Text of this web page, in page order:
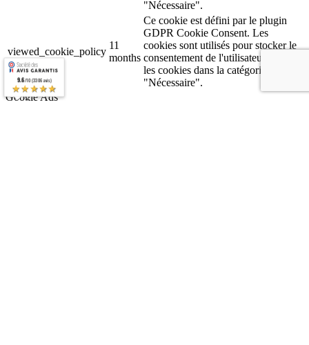
"Nécessaire".
viewed_cookie_policy
11
months
Ce cookie est défini par le plugin
GDPR Cookie Consent. Les
cookies sont utilisés pour stocker le
consentement de l'utilisateur pour
les cookies dans la catégorie
"Nécessaire".
Google Ads
9.6/10 (3306 avis)
★★★★★